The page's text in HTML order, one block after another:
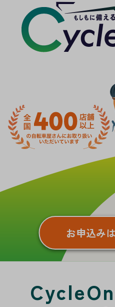
お申込み